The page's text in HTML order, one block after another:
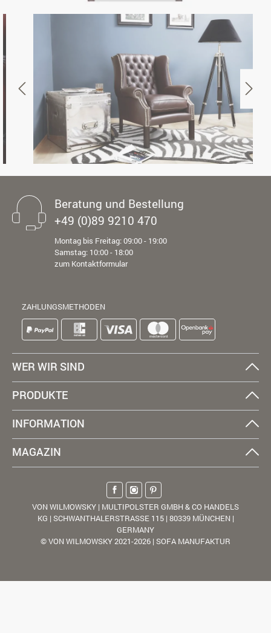
Beratung und Bestellung
+49 (0)89 9210 470
Montag bis Freitag: 09:00 - 19:00
Samstag: 10:00 - 18:00
zum Kontaktformular
ZAHLUNGSMETHODEN
WER WIR SIND
PRODUKTE
INFORMATION
MAGAZIN
VON WILMOWSKY | MULTIPOLSTER GMBH & CO HANDELS
KG | SCHWANTHALERSTRASSE 115 | 80339 MÜNCHEN |
GERMANY
© VON WILMOWSKY 2021-2026 | SOFA MANUFAKTUR